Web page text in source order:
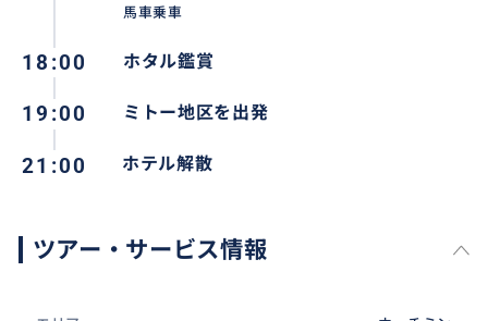
馬車乗車
18:00 ホタル鑑賞
19:00 ミトー地区を出発
21:00 ホテル解散
ツアー・サービス情報